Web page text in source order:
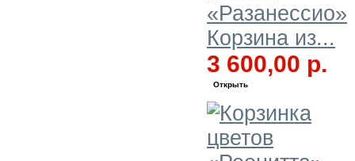
Корзина из...
3 600,00 р.
Открыть